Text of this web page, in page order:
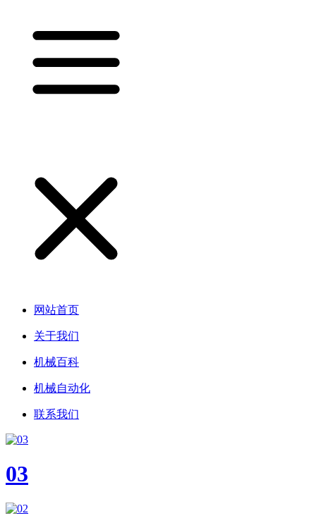
网站首页
关于我们
机械百科
机械自动化
联系我们
03